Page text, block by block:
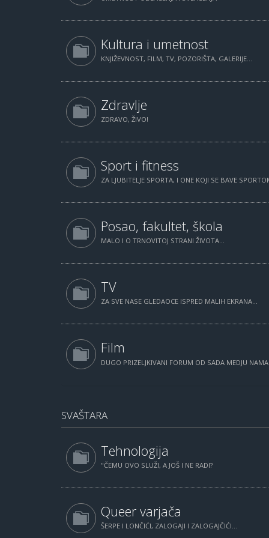
Kultura i umetnost
KNJIŽEVNOST, FILM, TV, POZORIŠTA, GALERIJE...
Zdravlje
ZDRAVO, ŽIVO!
Sport i fitness
ZA LJUBITELJE SPORTA, I ONE KOJI SE BAVE
Posao, fakultet, škola
MALO I O TRNOVITOJ STRANI ŽIVOTA...
TV
ZA SVE NASE GLEDAOCE ISPRED MALIH EKRANA...
Film
DUGO PRIZELJKIVANI FORUM OD SADA MEDJU
SVAŠTARA
Tehnologija
"ČEMU OVO SLUŽI, A JOŠ I NE RADI?
Queer varjača
ŠERPE I LONČIĆI, ZALOGAJI I ZALOGAJČIĆI...